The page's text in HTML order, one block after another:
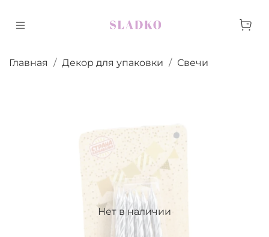
Главная Декор для упаковки Свечи
Нет в наличии